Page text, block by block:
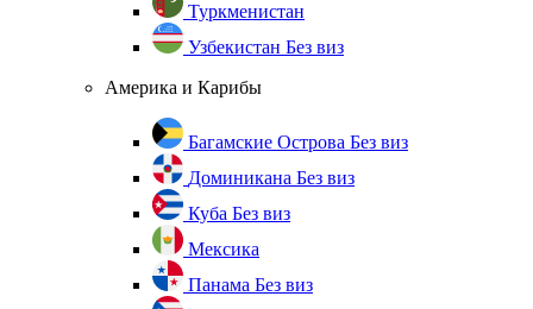
Туркменистан
Узбекистан Без виз
Америка и Карибы
Багамские Острова Без виз
Доминикана Без виз
Куба Без виз
Мексика
Панама Без виз